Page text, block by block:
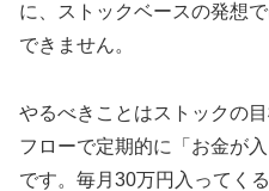
に、ストックベースの発想
できません。
やるべきことはストックの
フローで定期的に「お金が
です。毎月30万円入ってく